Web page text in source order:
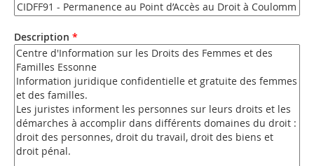
Description *